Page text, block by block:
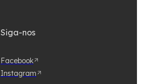
Siga-nos
Facebook
Instagram